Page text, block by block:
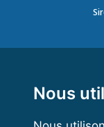
Nous